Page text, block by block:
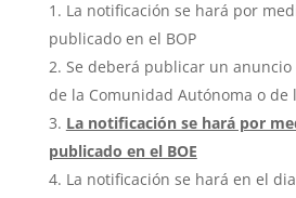
La notificación se hará por
publicado en el BOP
Se deberá publicar un
de la Comunidad Autónoma o de
La notificación se hará por
publicado en el BOE
La notificación se hará en el